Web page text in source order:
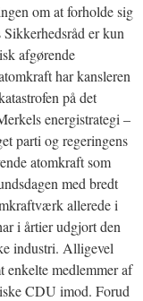
om at forholde sig
er kun
afgørende
har kansleren
på det
energistrategi –
parti og regeringens
atomkraft som
med bredt
allerede i
i årtier udgjort den
industri. Alligevel
enkelte medlemmer af
CDU imod. Forud